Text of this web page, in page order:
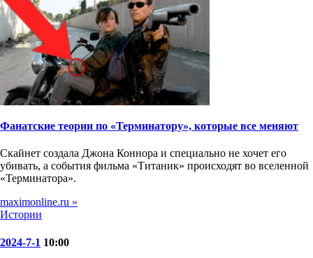
Фанатские теории по «Терминатору», которые все меняют
Скайнет создала Джона Коннора и специально не хочет его
убивать, а события фильма «Титаник» происходят во вселенной
«Терминатора».
maximonline.ru »
Истории
2024-7-1 10:00